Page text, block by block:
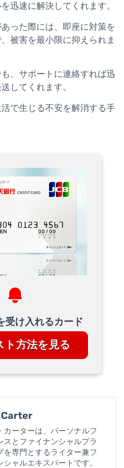
迅速に解決してくれます。
った際には、即座に対策を
被害を最小限に抑えられま
、サポートに連絡すれば迅
してくれます。
で生じる不安を解消する手
受け入れるカード
ト方法を見る
Carter
カーターは、パーソナルフ
スとファイナンシャルプラ
を専門とするライター兼フ
シャルエキスパートです。